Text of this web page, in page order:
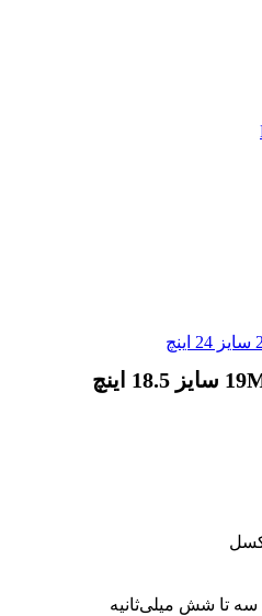
تا شش میلی‌ثانیه